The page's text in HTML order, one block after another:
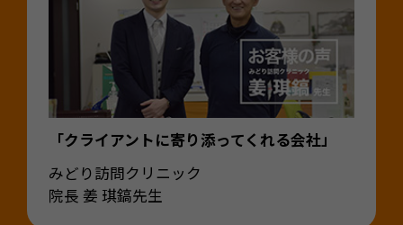
「クライアントに寄り添ってくれる会社」
みどり訪問クリニック
院長 姜 琪鎬先生